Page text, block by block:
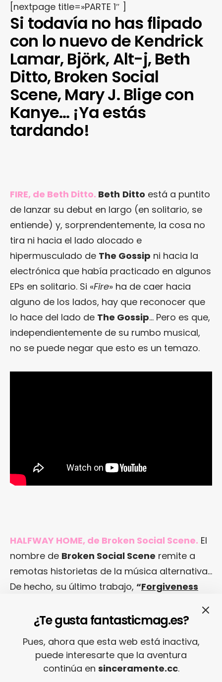
[nextpage title=»PARTE 1″ ]
Si todavía no has flipado
con lo nuevo de Kendrick
Lamar, Björk, Alt-j, Beth
Ditto, Broken Social
Scene, Mary J. Blige con
Kanye… ¡Ya estás
tardando!
FIRE, de Beth Ditto. Beth Ditto está a puntito
de lanzar su debut en largo (en solitario, se
entiende) y, sorprendentemente, la cosa no
tira ni hacia el lado alocado e
hipermusculado de The Gossip ni hacia la
electrónica que había practicado en algunos
EPs en solitario. Si «Fire» ha de caer hacia
alguno de los lados, hay que reconocer que
lo hace del lado de The Gossip… Pero es que,
independientemente de su rumbo musical,
no se puede negar que esto es un temazo.
HALFWAY HOME, de Broken Social Scene. El
nombre de Broken Social Scene remite a
remotas historietas de la música alternativa…
De hecho, su último trabajo, “Forgiveness
numerosa banda canadiense retornará a la
forma a juzgar por “Halfway Home” , un tema
bigger tan life-en el que intervinieron hasta
¿Te gusta fantasticmag.es?
Pues, ahora que esta web está inactiva,
puede interesarte que la aventura
continúa en sinceramente.cc.